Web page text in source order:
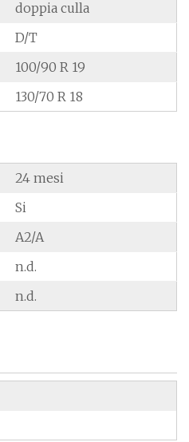
doppia culla
D/T
100/90 R 19
130/70 R 18
24 mesi
Si
A2/A
n.d.
n.d.